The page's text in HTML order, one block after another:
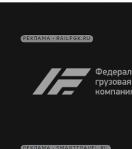
РЕКЛАМА • RAILFGK.RU